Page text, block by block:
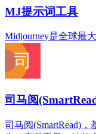
MJ提示词工具
Midjourney是全球最
司马阅
司马阅(SmartRead)